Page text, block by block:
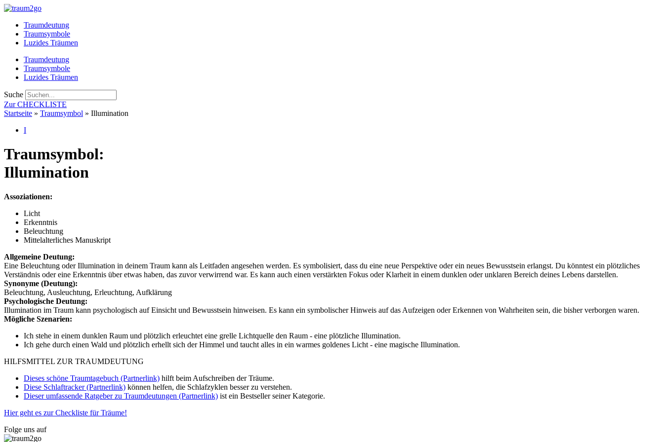
Zum
springenTraumdeutung
Traumsymbole
Luzides Träumen
Traumdeutung
Traumsymbole
Luzides Träumen
Suche
Zur CHECKLISTE
Startseite » Traumsymbol » Illumination
I
Traumsymbol:
Illumination
Assoziationen:
Licht
Erkenntnis
Beleuchtung
Mittelalterliches Manuskript
Allgemeine Deutung:
Eine Beleuchtung oder Illumination in deinem Traum kann als Leitfaden angesehen werden. Es symbolisiert, dass du eine neue Perspektive oder ein neues Bewusstsein erlangst. Du könntest ein plötzliches
Verständnis oder eine Erkenntnis über etwas haben, das zuvor verwirrend war. Es kann auch einen verstärkten Fokus oder Klarheit in einem dunklen oder unklaren Bereich deines Lebens darstellen.
Synonyme (Deutung):
Beleuchtung, Ausleuchtung, Erleuchtung, Aufklärung
Psychologische Deutung:
Illumination im Traum kann psychologisch auf Einsicht und Bewusstsein hinweisen. Es kann ein symbolischer Hinweis auf das Aufzeigen oder Erkennen von Wahrheiten sein, die bisher verborgen waren.
Mögliche Szenarien:
Ich stehe in einem dunklen Raum und plötzlich erleuchtet eine grelle Lichtquelle den Raum - eine plötzliche Illumination.
Ich gehe durch einen Wald und plötzlich erhellt sich der Himmel und taucht alles in ein warmes goldenes Licht - eine magische Illumination.
HILFSMITTEL ZUR TRAUMDEUTUNG
Dieses schöne Traumtagebuch (Partnerlink) hilft beim Aufschreiben der Träume.
Diese Schlaftracker (Partnerlink) können helfen, die Schlafzyklen besser zu verstehen.
Dieser umfassende Ratgeber zu Traumdeutungen (Partnerlink) ist ein Bestseller seiner Kategorie.
Hier geht es zur Checkliste für Träume!
Folge uns auf